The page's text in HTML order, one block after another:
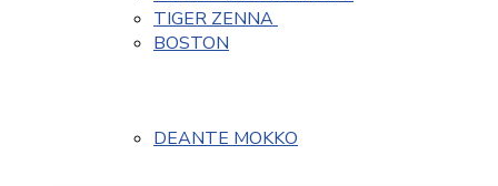
TIGER ZENNA
BOSTON
DEANTE MOKKO